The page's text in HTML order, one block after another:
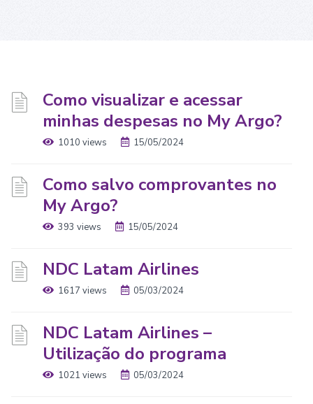
Como visualizar e acessar
minhas despesas no My Argo?
1010 views 15/05/2024
Como salvo comprovantes no
My Argo?
393 views 15/05/2024
NDC Latam Airlines
1617 views 05/03/2024
NDC Latam Airlines –
Utilização do programa
1021 views 05/03/2024